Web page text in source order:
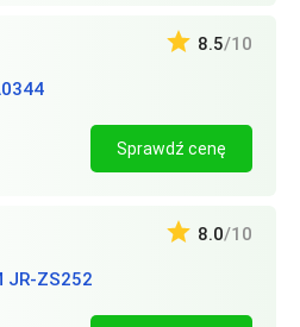
8.5/10
Sprawdź cenę
JR-ZS252
8.0/10